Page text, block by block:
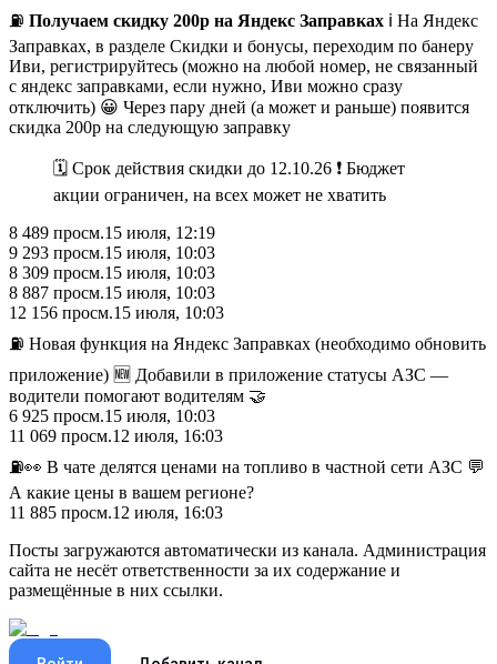
⛽️ Получаем скидку 200р на Яндекс Заправках ℹ️ На Яндекс
Заправках, в разделе Скидки и бонусы, переходим по банеру
Иви, регистрируйтесь (можно на любой номер, не связанный
с яндекс заправками, если нужно, Иви можно сразу
отключить) 😀 Через пару дней (а может и раньше) появится
скидка 200р на следующую заправку
🗓 Срок действия скидки до 12.10.26 ❗️ Бюджет
акции ограничен, на всех может не хватить
8 489 просм.15 июля, 12:19
9 293 просм.15 июля, 10:03
8 309 просм.15 июля, 10:03
8 887 просм.15 июля, 10:03
12 156 просм.15 июля, 10:03
⛽️ Новая функция на Яндекс Заправках (необходимо обновить
приложение) 🆕 Добавили в приложение статусы АЗС —
водители помогают водителям 🤝
6 925 просм.15 июля, 10:03
11 069 просм.12 июля, 16:03
⛽️👀 В чате делятся ценами на топливо в частной сети АЗС 💬
А какие цены в вашем регионе?
11 885 просм.12 июля, 16:03
Посты загружаются автоматически из канала. Администрация
сайта не несёт ответственности за их содержание и
размещённые в них ссылки.